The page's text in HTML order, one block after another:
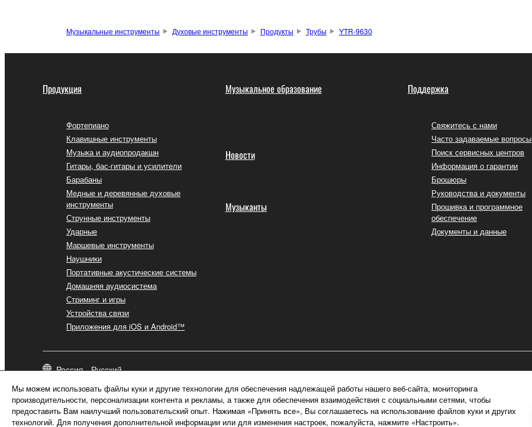
Музыкальные инструменты Духовые инструменты Продукты Трубы YTR-9630
Продукция
Фортепиано
Клавишные инструменты
Музыка и аудиопродакшн
Гитары, бас-гитары и усилители
Барабаны
Медные и деревянные духовые
инструменты
Струнные инструменты
Ударные
Маршевые инструменты
Наушники
Портативные акустические системы
Домашняя аудиосистема
Стриминг и игры
Устройства связи
Приложения для iOS и Android™
Музыкальное образование
Новости
Музыканты
Поддержка
Свяжитесь с нами
Часто задаваемые вопросы
Поиск сервисных центров
Информация о гарантии
Брошюры
Руководства и документы
Прошивка и программное
обеспечение
Документы и данные
Россия - Русский
Мы можем использовать файлы куки и другие технологии для обеспечения надлежащей работы нашего веб-сайта, мониторинга
производительности, персонализации контента и рекламы, а также для обеспечения взаимодействия с социальными сетями, чтобы
предоставить Вам наилучший пользовательский опыт. Нажимая «Принять все», Вы соглашаетесь на использование файлов куки и других
технологий. Для получения дополнительной информации или для изменения настроек, пожалуйста, нажмите «Настроить».